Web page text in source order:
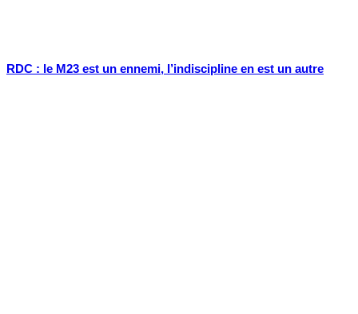
RDC : le M23 est un ennemi, l’indiscipline en est un autre